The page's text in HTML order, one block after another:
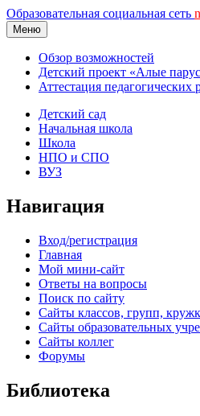
Образовательная социальная сеть
Меню
Обзор возможностей
Детский проект «Алые
Аттестация педагогических
Детский сад
Начальная школа
Школа
НПО и СПО
ВУЗ
Навигация
Вход/регистрация
Главная
Мой мини-сайт
Ответы на вопросы
Поиск по сайту
Сайты классов, групп,
Сайты образовательных
Сайты коллег
Форумы
Библиотека